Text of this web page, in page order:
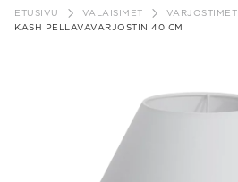
sisältöön
ETUSIVU VALAISIMET
VARJOSTIMET
KASH PELLAVAVARJOSTIN 40 CM